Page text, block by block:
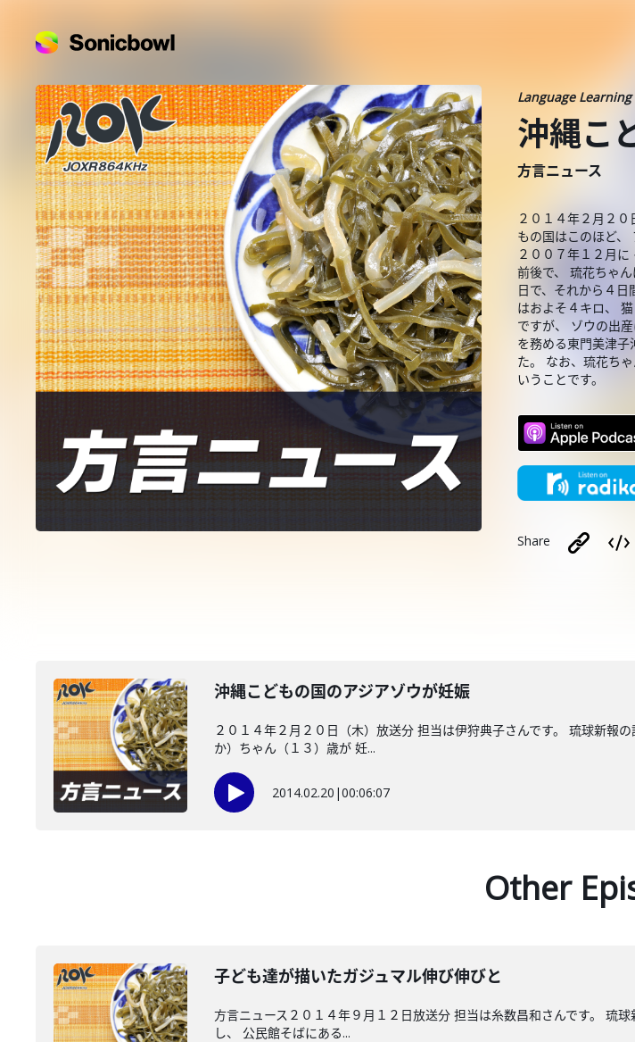
Language Learning
沖縄こ
方言ニュース
２０１４年２月２
もの国はこのほど、
２００７年１２月
前後で、 琉花ちゃ
日で、それから４
はおよそ４キロ、
ですが、 ゾウの出
を務める東門美津
た。 なお、琉花ち
いうことです。
Share
沖縄こどもの国のアジアゾウが妊娠
２０１４年２月２０日（木）放送分 担当は伊狩典子さんです。 琉球新報
か）ちゃん（１３）歳が 妊...
2014.02.20 |00:06:07
Other
子ども達が描いたガジュマル伸び伸びと
方言ニュース２０１４年９月１２日放送分 担当は糸数昌和さんです。 琉
し、 公民館そばにある...